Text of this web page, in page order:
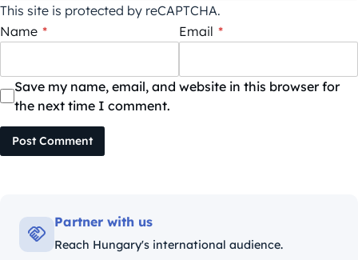
This site is protected by reCAPTCHA.
Name * Email *
Save my name, email, and website in this browser for
the next time I comment.
Post Comment
Partner with us
Reach Hungary's international audience.